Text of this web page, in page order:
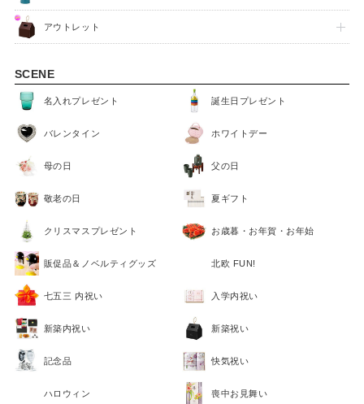
アウトレット
SCENE
名入れプレゼント 誕生日プレゼント
バレンタイン ホワイトデー
母の日 父の日
敬老の日 夏ギフト
クリスマスプレゼント お歳暮・お年賀・お年始
販促品＆ノベルティグッズ 北欧 FUN!
七五三 内祝い 入学内祝い
新築内祝い 新築祝い
記念品 快気祝い
ハロウィン 喪中お見舞い